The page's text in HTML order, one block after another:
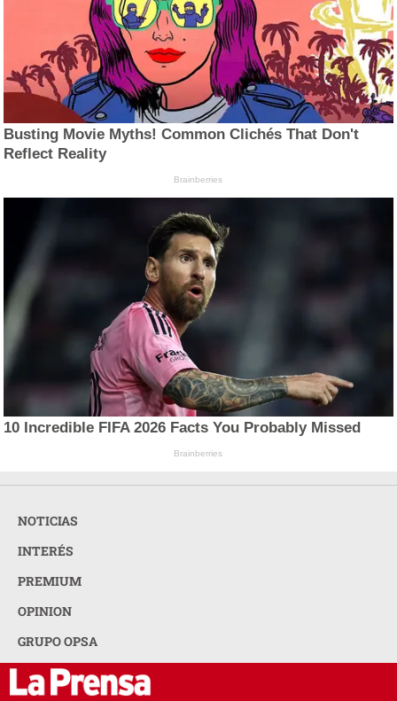
Busting Movie Myths! Common Clichés That Don't
Reflect Reality
Brainberries
10 Incredible FIFA 2026 Facts You Probably Missed
Brainberries
NOTICIAS
INTERÉS
PREMIUM
OPINION
GRUPO OPSA